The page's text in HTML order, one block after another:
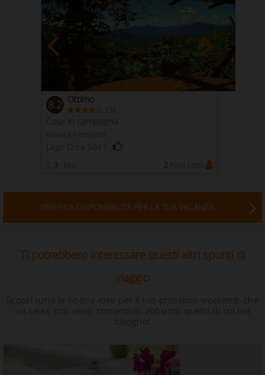
8.2 Ottimo
( 3 )
Casa in campagna
Novara Piemonte
Lago Orta 5041
3 - Min 2 Posti Letto
VERIFICA DISPONIBILITÀ PER LA TUA VACANZA
Ti potrebbero interessare questi altri spunti di
viaggio
Scopri tutte le nostre idee per il tuo prossimo weekend: che
sia relax, con cena, romantico, abbiamo quello di cui hai
bisogno!